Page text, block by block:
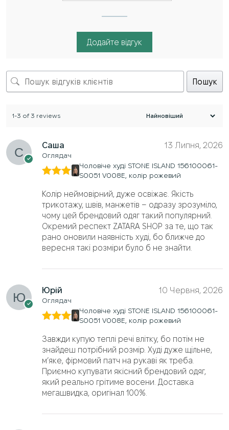
Додайте відгук
Пошук
1-3 of 3 reviews
Саша
Оглядач
13 Липня, 2026
в5з 5
Чоловіче худі STONE ISLAND 156100061-
S0051 V008E, колір рожевий
Колір неймовірний, дуже освіжає. Якість
трикотажу, швів, манжетів – одразу зрозуміло,
чому цей брендовий одяг такий популярний.
Окремий респект ZATARA SHOP за те, що так
рано оновили наявність худі, бо ближче до
вересня такі розміри було б не знайти.
Юрій
Оглядач
10 Червня, 2026
в5з 5
Чоловіче худі STONE ISLAND 156100061-
S0051 V008E, колір рожевий
Завжди купую теплі речі влітку, бо потім не
знайдеш потрібний розмір. Худі дуже щільне,
м’яке, фірмовий патч на рукаві як треба.
Приємно купувати якісний брендовий одяг,
який реально грітиме восени. Доставка
мегашвидка, оригінал 100%.